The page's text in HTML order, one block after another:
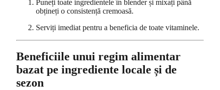
Puneți toate ingredientele în blender și mixați până
obțineți o consistență cremoasă.
Serviți imediat pentru a beneficia de toate vitaminele.
Beneficiile unui regim alimentar
bazat pe ingrediente locale și de
sezon